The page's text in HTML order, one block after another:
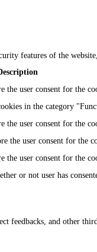
features of the
user consent for the
in the category
user consent for the
the user consent for the
user consent for the
or not user has
feedbacks, and other